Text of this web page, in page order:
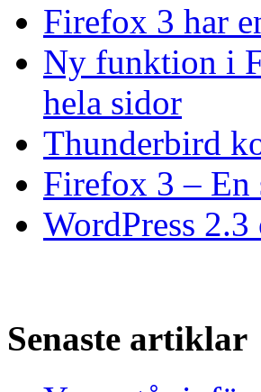
Firefox 3 har
Ny funktion i
hela sidor
Thunderbird
Firefox 3 – En
WordPress
Senaste artiklar